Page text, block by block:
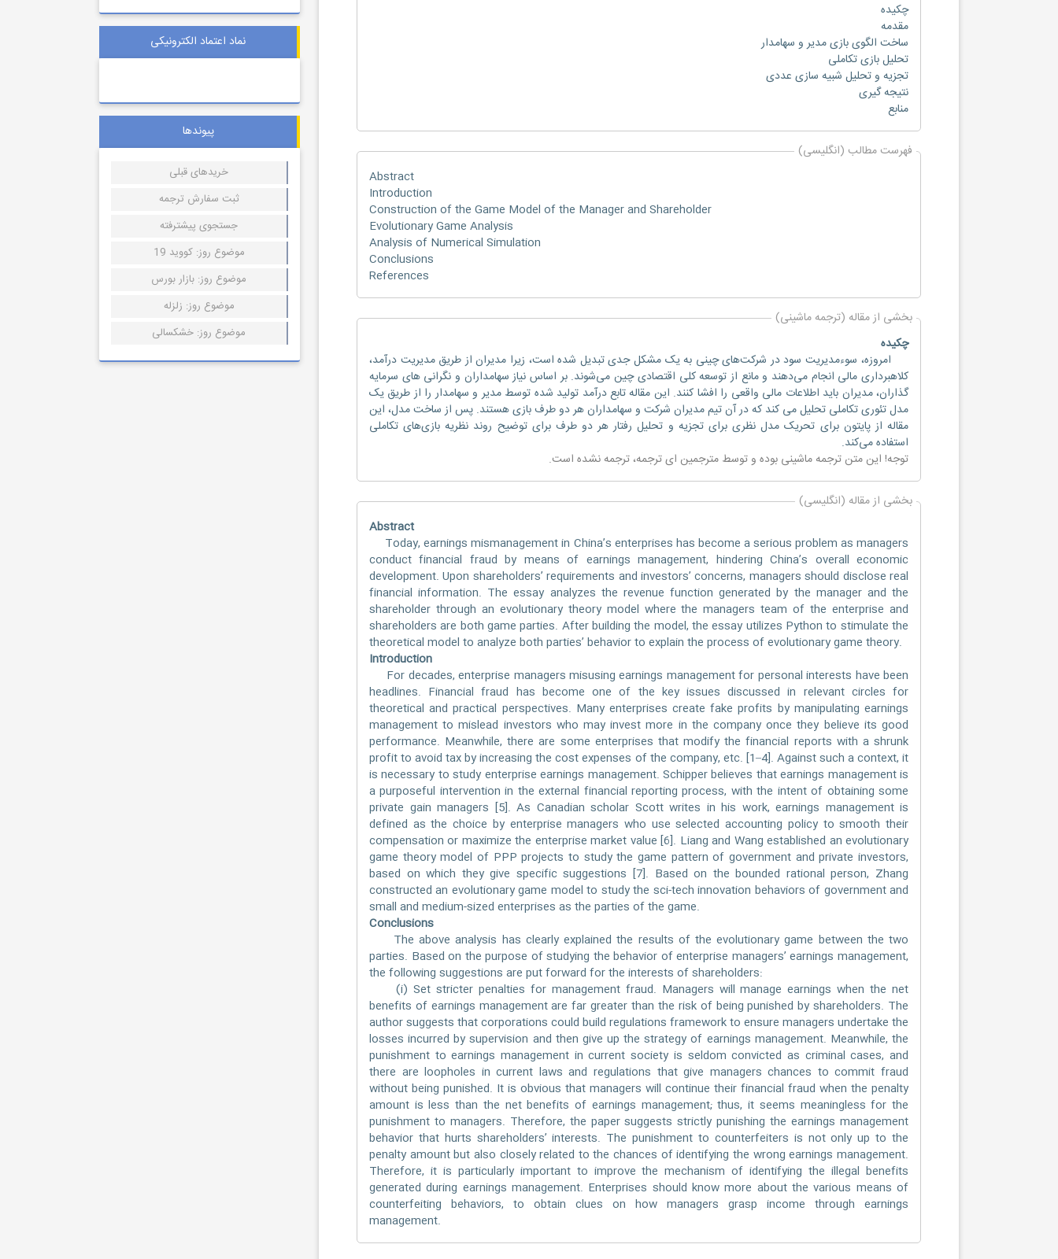
چکیده
مقدمه
ساخت الگوی بازی مدیر و سهامدار
تحلیل بازی تکاملی
تجزیه و تحلیل شبیه سازی عددی
نتیجه گیری
منابع
فهرست مطالب (انگلیسی)
Abstract
Introduction
Construction of the Game Model of the Manager and Shareholder
Evolutionary Game Analysis
Analysis of Numerical Simulation
Conclusions
References
بخشی از مقاله (ترجمه ماشینی)
چکیده
امروزه، سوءمدیریت سود در شرکت‌های چینی به یک مشکل جدی تبدیل شده است، زیرا مدیران از طریق مدیریت درآمد،
کلاهبرداری مالی انجام می‌دهند و مانع از توسعه کلی اقتصادی چین می‌شوند. بر اساس نیاز سهامداران و نگرانی های سرمایه
گذاران، مدیران باید اطلاعات مالی واقعی را افشا کنند. این مقاله تابع درآمد تولید شده توسط مدیر و سهامدار را از طریق یک
مدل تئوری تکاملی تحلیل می کند که در آن تیم مدیران شرکت و سهامداران هر دو طرف بازی هستند. پس از ساخت مدل، این
مقاله از پایتون برای تحریک مدل نظری برای تجزیه و تحلیل رفتار هر دو طرف برای توضیح روند نظریه بازی‌های تکاملی
استفاده می‌کند.
توجه! این متن ترجمه ماشینی بوده و توسط مترجمین ای ترجمه، ترجمه نشده است.
بخشی از مقاله (انگلیسی)
Abstract
Today, earnings mismanagement in China’s enterprises has become a serious problem as managers
conduct financial fraud by means of earnings management, hindering China’s overall economic
development. Upon shareholders’ requirements and investors’ concerns, managers should disclose real
financial information. The essay analyzes the revenue function generated by the manager and the
shareholder through an evolutionary theory model where the managers team of the enterprise and
shareholders are both game parties. After building the model, the essay utilizes Python to stimulate the
theoretical model to analyze both parties’ behavior to explain the process of evolutionary game theory.
Introduction
For decades, enterprise managers misusing earnings management for personal interests have been
headlines. Financial fraud has become one of the key issues discussed in relevant circles for
theoretical and practical perspectives. Many enterprises create fake profits by manipulating earnings
management to mislead investors who may invest more in the company once they believe its good
performance. Meanwhile, there are some enterprises that modify the financial reports with a shrunk
profit to avoid tax by increasing the cost expenses of the company, etc. [1–4]. Against such a context, it
is necessary to study enterprise earnings management. Schipper believes that earnings management is
a purposeful intervention in the external financial reporting process, with the intent of obtaining some
private gain managers [5]. As Canadian scholar Scott writes in his work, earnings management is
defined as the choice by enterprise managers who use selected accounting policy to smooth their
compensation or maximize the enterprise market value [6]. Liang and Wang established an evolutionary
game theory model of PPP projects to study the game pattern of government and private investors,
based on which they give specific suggestions [7]. Based on the bounded rational person, Zhang
constructed an evolutionary game model to study the sci-tech innovation behaviors of government and
small and medium-sized enterprises as the parties of the game.
Conclusions
The above analysis has clearly explained the results of the evolutionary game between the two
parties. Based on the purpose of studying the behavior of enterprise managers’ earnings management,
the following suggestions are put forward for the interests of shareholders:
(i) Set stricter penalties for management fraud. Managers will manage earnings when the net
benefits of earnings management are far greater than the risk of being punished by shareholders. The
author suggests that corporations could build regulations framework to ensure managers undertake the
losses incurred by supervision and then give up the strategy of earnings management. Meanwhile, the
punishment to earnings management in current society is seldom convicted as criminal cases, and
there are loopholes in current laws and regulations that give managers chances to commit fraud
without being punished. It is obvious that managers will continue their financial fraud when the penalty
amount is less than the net benefits of earnings management; thus, it seems meaningless for the
punishment to managers. Therefore, the paper suggests strictly punishing the earnings management
behavior that hurts shareholders’ interests. The punishment to counterfeiters is not only up to the
penalty amount but also closely related to the chances of identifying the wrong earnings management.
Therefore, it is particularly important to improve the mechanism of identifying the illegal benefits
generated during earnings management. Enterprises should know more about the various means of
counterfeiting behaviors, to obtain clues on how managers grasp income through earnings
management.
نماد اعتماد الکترونیکی
پیوندها
خریدهای قبلی
ثبت سفارش ترجمه
جستجوی پیشترفته
موضوع روز: کووید 19
موضوع روز: بازار بورس
موضوع روز: زلزله
موضوع روز: خشکسالی